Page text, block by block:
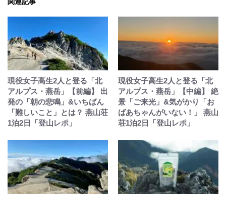
関連記事
現役女子高生2人と登る「北
アルプス・燕岳」【前編】 出
発の「朝の悲鳴」&いちばん
「難しいこと」とは？ 燕山荘
1泊2日「登山レポ」
現役女子高生2人と登る「北
アルプス・燕岳」【中編】 絶
景「ご来光」&気がかり「お
ばあちゃんがいない！」 燕山
荘1泊2日「登山レポ」